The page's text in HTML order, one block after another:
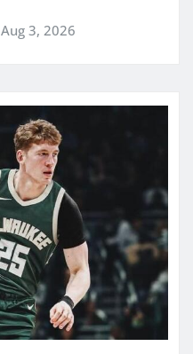
Aug 3, 2026